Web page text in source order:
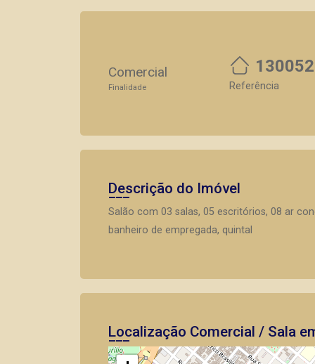
Comercial
Finalidade
130052
Referência
Descrição do Imóvel
Salão com 03 salas, 05 escritórios, 08 ar
banheiro de empregada, quintal
Localização Comercial / Sala